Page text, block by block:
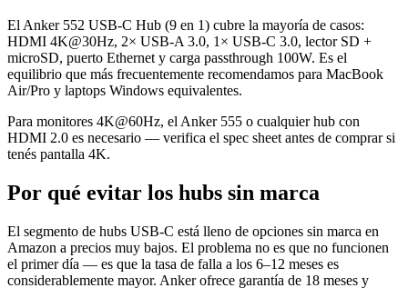
El Anker 552 USB-C Hub (9 en 1) cubre la mayoría de casos:
HDMI 4K@30Hz, 2× USB-A 3.0, 1× USB-C 3.0, lector SD +
microSD, puerto Ethernet y carga passthrough 100W. Es el
equilibrio que más frecuentemente recomendamos para MacBook
Air/Pro y laptops Windows equivalentes.
Para monitores 4K@60Hz, el Anker 555 o cualquier hub con
HDMI 2.0 es necesario — verifica el spec sheet antes de comprar si
tenés pantalla 4K.
Por qué evitar los hubs sin marca
El segmento de hubs USB-C está lleno de opciones sin marca en
Amazon a precios muy bajos. El problema no es que no funcionen
el primer día — es que la tasa de falla a los 6–12 meses es
considerablemente mayor. Anker ofrece garantía de 18 meses y